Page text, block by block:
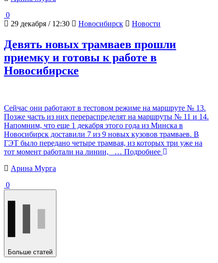
0
29 декабря / 12:30
Новосибирск Новости
Девять новых трамваев прошли
приемку и готовы к работе в
Новосибирске
Сейчас они работают в тестовом режиме на маршруте № 13.
Позже часть из них перераспределят на маршруты № 11 и 14.
Напомним, что еще 1 декабря этого года из Минска в
Новосибирск доставили 7 из 9 новых кузовов трамваев. В
ГЭТ было передано четыре трамвая, из которых три уже на
тот момент работали на линии,
… Подробнее
Арина Мурга
0
Больше статей